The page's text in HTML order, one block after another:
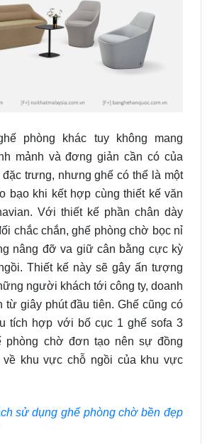
phòng khác tuy không mang
mảnh và đơng giản cần có của
trưng, nhưng ghế có thể là một
bạo khi kết hợp cùng thiết kế văn
Với thiết kế phần chân dày
chắc chắn, ghế phòng chờ bọc nỉ
nâng đỡ va giữ cân bằng cực kỳ
Thiết kế này sẽ gây ấn tượng
người khách tới công ty, doanh
từ giây phút đầu tiên. Ghế cũng có
tích hợp với bố cục 1 ghế sofa 3
phòng chờ đơn tạo nên sự đồng
về khu vực chỗ ngồi của khu vực
sử dụng ghế phòng chờ bền đẹp